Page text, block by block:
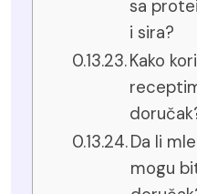
sa
i sira?
Kako
Da li
mogu